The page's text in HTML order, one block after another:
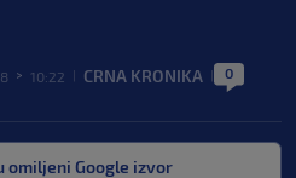
> 10:22 CRNA KRONIKA 0
omiljeni Google izvor